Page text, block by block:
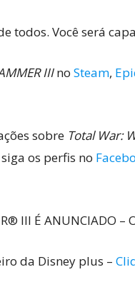
todos. Você será
IIIno Steam,
sobre Total War:
os perfis no
III É ANUNCIADO –
da Disney plus –